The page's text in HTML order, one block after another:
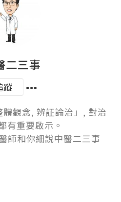
二三事
蹤
觀念, 辨証論治」, 對治
有重要啟示。
師和你細說中醫二三事